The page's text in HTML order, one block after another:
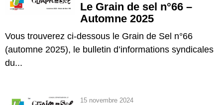
Le Grain de sel n°66 –
Automne 2025
Vous trouverez ci-dessous le Grain de Sel n°66
(automne 2025), le bulletin d’informations syndicales
du...
15 novembre 2024